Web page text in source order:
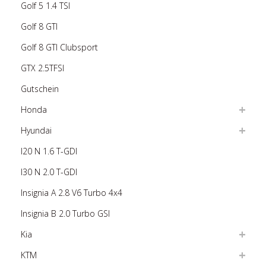
Golf 5 1.4 TSI
Golf 8 GTI
Golf 8 GTI Clubsport
GTX 2.5TFSI
Gutschein
Honda
Hyundai
I20 N 1.6 T-GDI
I30 N 2.0 T-GDI
Insignia A 2.8 V6 Turbo 4x4
Insignia B 2.0 Turbo GSI
Kia
KTM